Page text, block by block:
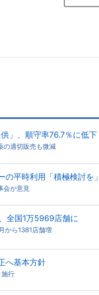
」、順守率76.7％に低下
の適切販売も微減
の平時利用「積極検討を」
会が意見
全国1万5969店舗に
から1381店舗増
へ基本方針
施行